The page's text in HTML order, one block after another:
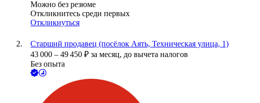
Можно без резюме
Откликнитесь среди первых
Откликнуться
Старший продавец (посёлок Аять, Техническая улица, 1)
43 000 – 49 450 ₽ за месяц, до вычета налогов
Без опыта